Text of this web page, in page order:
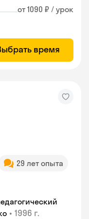
от 1090 ₽ / урок
время
29 лет опыта
• 1996 г.